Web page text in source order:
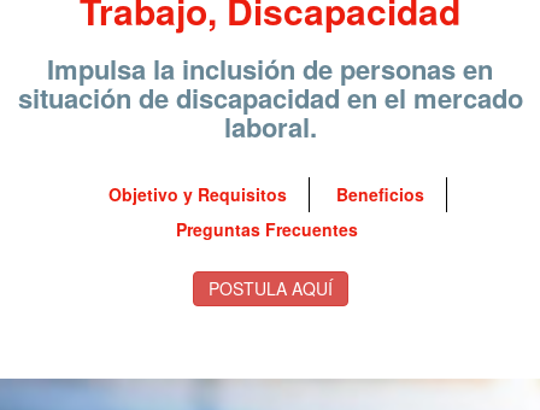
Trabajo, Discapacidad
Impulsa la inclusión de personas en
situación de discapacidad en el mercado
laboral.
Objetivo y Requisitos
Beneficios
Preguntas Frecuentes
POSTULA AQUÍ